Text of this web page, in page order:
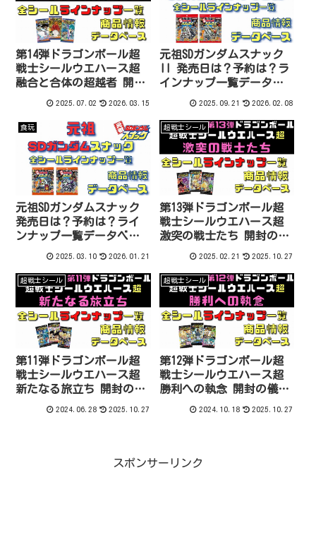
第14弾ドラゴンボール超
戦士シールウエハース超
融合と合体の超越者 開封
2025.07.02 2026.03.15
元祖SDガンダムスナック
II 発売日は？予約は？ラ
インナップ一覧データベ
2025.09.21 2026.02.08
食玩
元祖SDガンダムスナック
発売日は？予約は？ライ
ンナップ一覧データベー
2025.03.10 2026.01.21
超戦士シール
第13弾ドラゴンボール超
戦士シールウエハース超
激突の戦士たち 開封の儀
2025.02.21 2025.10.27
超戦士シール
第11弾ドラゴンボール超
戦士シールウエハース超
新たなる旅立ち 開封の儀
ベース
2024.06.28 2025.10.27
超戦士シール
第12弾ドラゴンボール超
戦士シールウエハース超
勝利への執念 開封の儀＆
2024.10.18 2025.10.27
スポンサーリンク